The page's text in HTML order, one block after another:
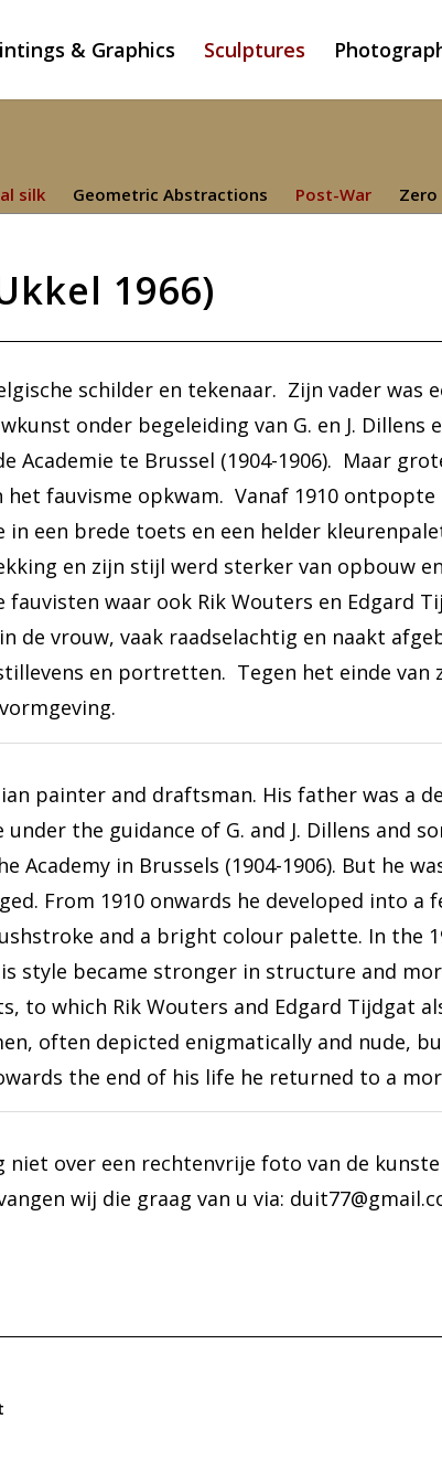
& Graphics Sculptures
silk Geometric Abstractions Post-War Zero
1966)
schilder en tekenaar. Zijn vader was
onder begeleiding van G. en J. Dillens
Academie te Brussel (1904-1906). Maar
het fauvisme opkwam. Vanaf 1910
een brede toets en een helder
en zijn stijl werd sterker van opbouw
fauvisten waar ook Rik Wouters en Edgard
de vrouw, vaak raadselachtig en naakt
en portretten. Tegen het einde van
painter and draftsman. His father was a
the guidance of G. and J. Dillens and
Academy in Brussels (1904-1906). But he
From 1910 onwards he developed into
and a bright colour palette. In the
style became stronger in structure and
to which Rik Wouters and Edgard Tijdgat
often depicted enigmatically and nude,
the end of his life he returned to a
niet over een rechtenvrije foto van de
wij die graag van u via: